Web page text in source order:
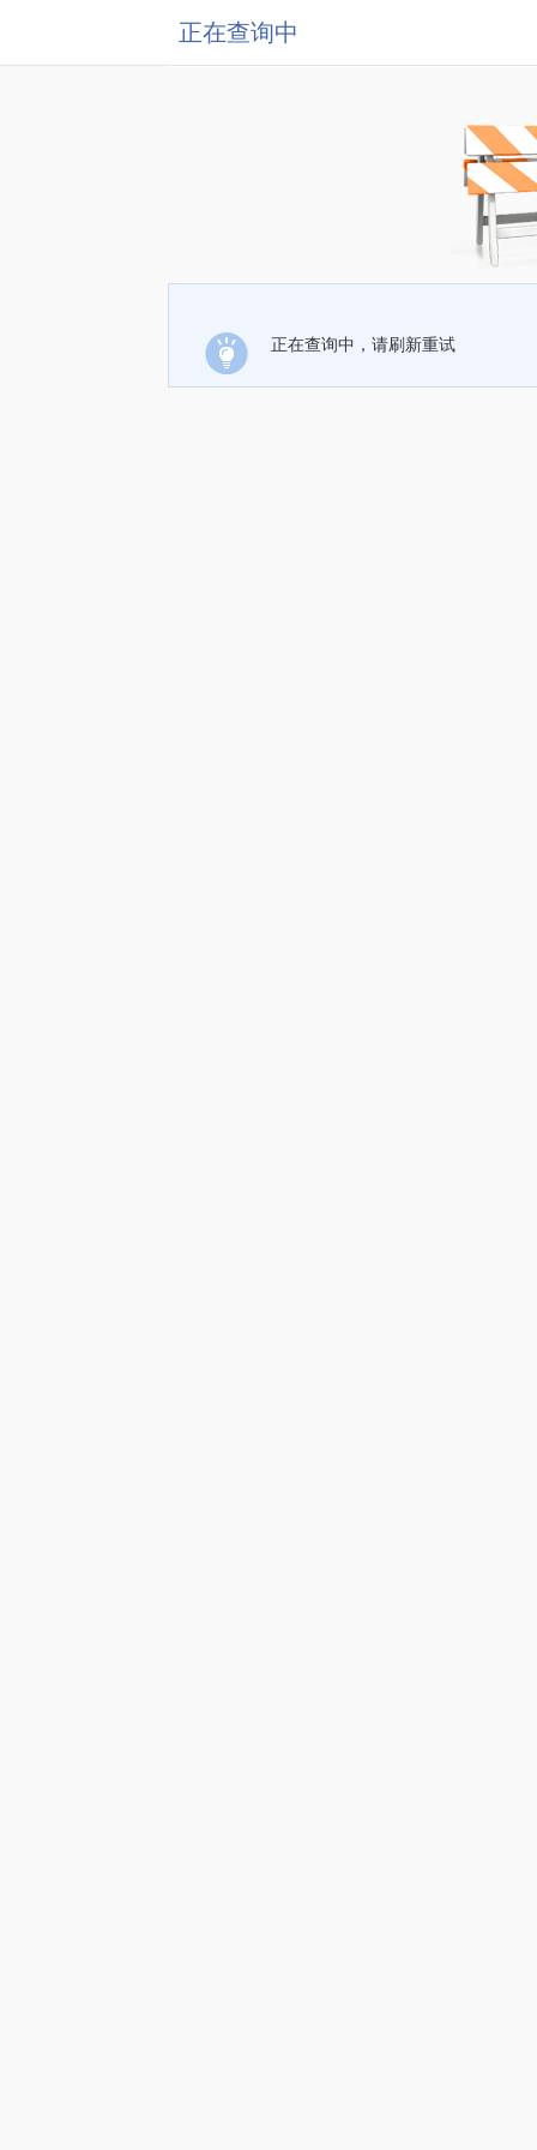
正在查询中
正在查询中，请刷新重试